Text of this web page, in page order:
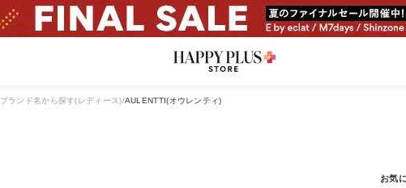
ブランド名から探す(レディース) AULENTTI(オウレンティ)